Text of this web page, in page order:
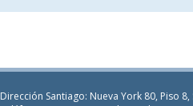
Dirección Santiago: Nueva York 80, Piso 8,